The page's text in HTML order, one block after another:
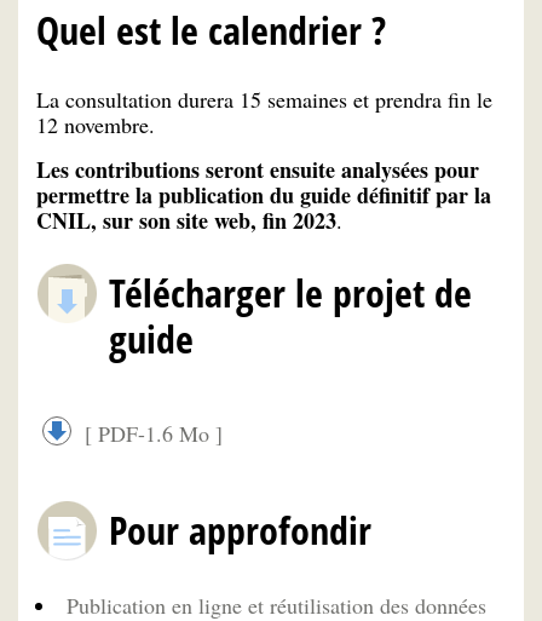
Quel est le calendrier ?
La consultation durera 15 semaines et prendra fin le
12 novembre.
Les contributions seront ensuite analysées pour
permettre la publication du guide définitif par la
CNIL, sur son site web, fin 2023.
Télécharger le projet de
guide
[ PDF-1.6 Mo ]
Pour approfondir
Publication en ligne et réutilisation des données